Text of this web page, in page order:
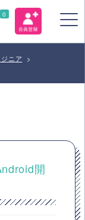
0
ニア
>
開